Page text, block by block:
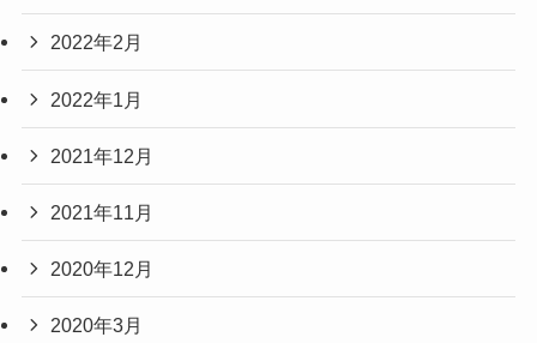
2022年2月
2022年1月
2021年12月
2021年11月
2020年12月
2020年3月